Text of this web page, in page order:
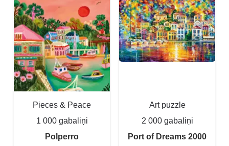
Pieces & Peace
1 000 gabaliņi
Polperro
Art puzzle
2 000 gabaliņi
Port of Dreams 2000